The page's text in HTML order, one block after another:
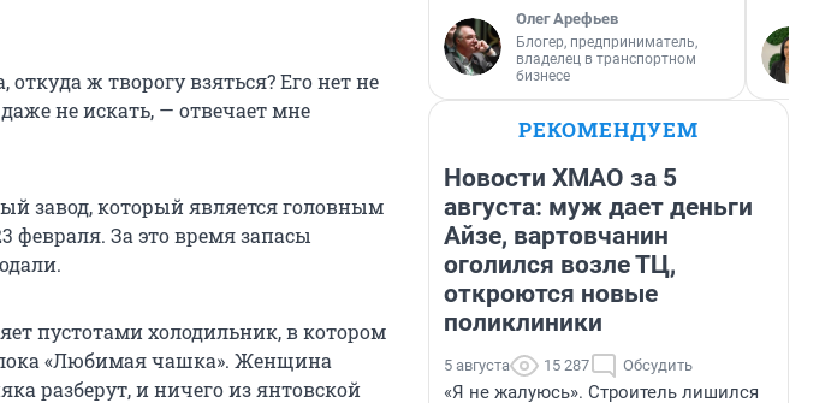
ж творогу взяться? Его нет не
не искать, — отвечает мне
завод, который является головным
февраля. За это время запасы
пустотами холодильник, в котором
«Любимая чашка». Женщина
разберут, и ничего из янтовской
Олег Арефьев
Блогер, предприниматель,
владелец в транспортном
бизнесе
РЕКОМЕНДУЕМ
Новости ХМАО за 5
августа: муж дает деньги
Айзе, вартовчанин
оголился возле ТЦ,
откроются новые
поликлиники
5 августа 15 287 Обсудить
«Я не жалуюсь». Строитель лишился